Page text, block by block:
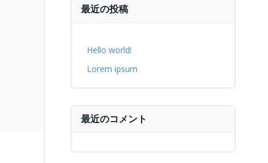
最近の投稿
Hello world!
Lorem ipsum
最近のコメント